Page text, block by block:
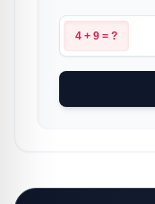
4 + 9 = ?